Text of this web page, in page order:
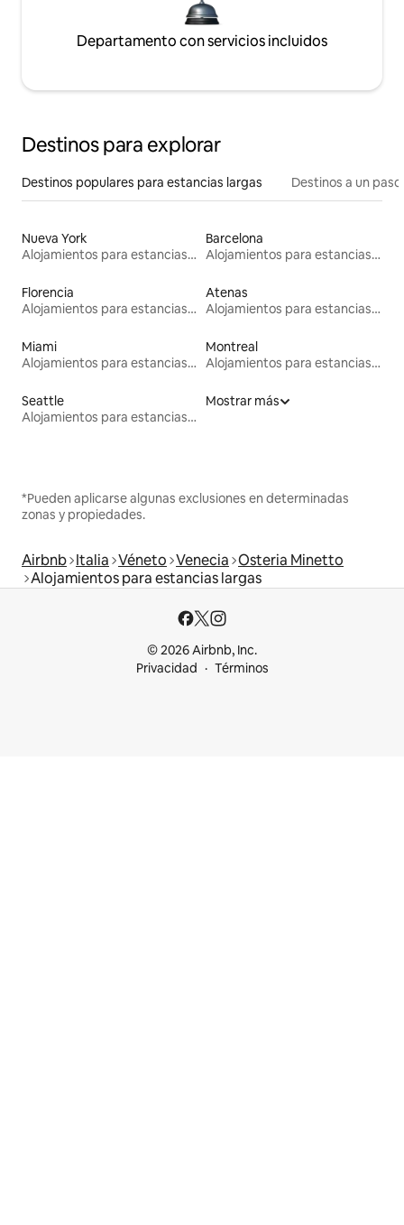
Departamento con servicios incluidos
Destinos para explorar
Destinos populares para estancias largas Destinos a un
Nueva York
Alojamientos para estancias largas
Barcelona
Alojamientos para estancias largas
Florencia
Alojamientos para estancias largas
Atenas
Alojamientos para estancias largas
Miami
Alojamientos para estancias largas
Montreal
Alojamientos para estancias largas
Seattle
Alojamientos para estancias largas
Mostrar más
*Pueden aplicarse algunas exclusiones en determinadas
zonas y propiedades.
Airbnb Italia Véneto Venecia Osteria Minetto
Alojamientos para estancias largas
© 2026 Airbnb, Inc.
Privacidad
Términos